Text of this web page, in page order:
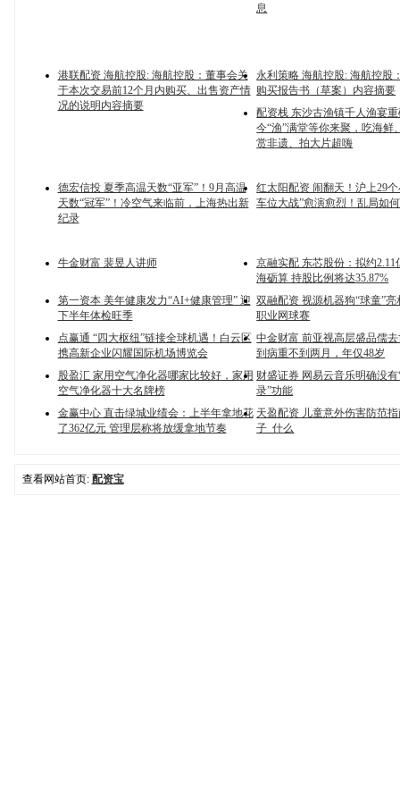
息
港联配资 海航控股: 海航控股：董事会关
于本次交易前12个月内购买、出售资产情
况的说明内容摘要
永利策略 海航控股: 海航控股
购买报告书（草案）内容摘要
配资栈 东沙古渔镇千人渔宴
今“渔”满堂等你来聚，吃海鲜
赏非遗、拍大片超嗨
德宏信投 夏季高温天数“亚军”！9月高温
天数“冠军”！冷空气来临前，上海热出新
纪录
红太阳配资 闹翻天！沪上29
车位大战”愈演愈烈！乱局如
牛金财富 裴昱人讲师
京融实配 东芯股份：拟约2.11
海砺算 持股比例将达35.87%
第一资本 美年健康发力“AI+健康管理” 迎
下半年体检旺季
双融配资 视源机器狗“球童”
职业网球赛
点赢通 “四大枢纽”链接全球机遇！白云区
携高新企业闪耀国际机场博览会
中金财富 前亚视高层盛品儒
到病重不到两月，年仅48岁
股盈汇 家用空气净化器哪家比较好，家用
空气净化器十大名牌榜
财盛证券 网易云音乐明确没
录”功能
金赢中心 直击绿城业绩会：上半年拿地花
了362亿元 管理层称将放缓拿地节奏
天盈配资 儿童意外伤害防范
子_什么
查看网站首页: 配资宝